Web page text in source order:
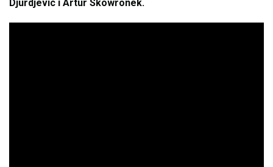
Djurdjevic i Artur Skowronek.